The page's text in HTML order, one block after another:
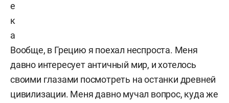
е
к
а
Вообще, в Грецию я поехал неспроста. Меня
давно интересует античный мир, и хотелось
своими глазами посмотреть на останки древней
цивилизации. Меня давно мучал вопрос, куда же